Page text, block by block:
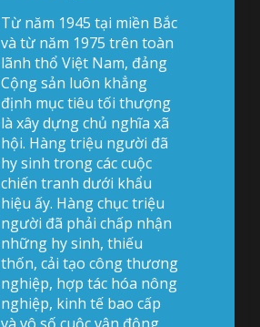
Từ năm 1945 tại miền Bắc
và từ năm 1975 trên toàn
lãnh thổ Việt Nam, đảng
Cộng sản luôn khẳng
định mục tiêu tối thượng
là xây dựng chủ nghĩa xã
hội. Hàng triệu người đã
hy sinh trong các cuộc
chiến tranh dưới khẩu
hiệu ấy. Hàng chục triệu
người đã phải chấp nhận
những hy sinh, thiếu
thốn, cải tạo công thương
nghiệp, hợp tác hóa nông
nghiệp, kinh tế bao cấp
và vô số cuộc vận động